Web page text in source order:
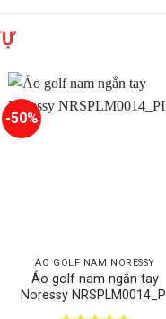
-50%
ÁO GOLF NAM NORESSY
Áo golf nam ngắn tay
Noressy NRSPLM0014_PI